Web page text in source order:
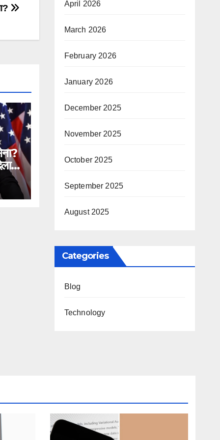
April 2026
March 2026
February 2026
January 2026
December 2025
November 2025
October 2025
September 2025
August 2025
Categories
Blog
Technology